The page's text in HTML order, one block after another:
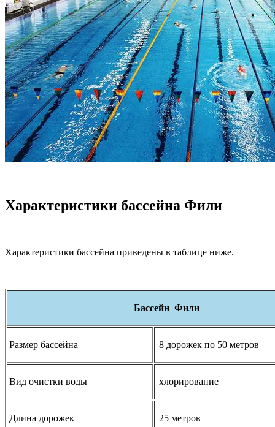
Характеристики бассейна Фили
Характеристики бассейна приведены в таблице ниже.
Бассейн Фили
Размер бассейна 8 дорожек по 50 метров
Вид очистки воды хлорирование
Длина дорожек 25 метров